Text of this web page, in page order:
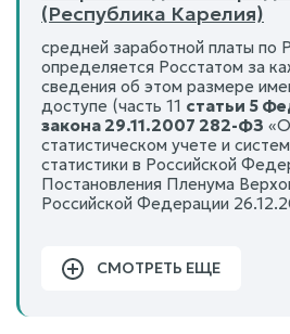
(Республика Карелия)
средней заработной платы по
определяется Росстатом за
сведения об этом размере
доступе (часть 11 статьи 5
закона 29.11.2007 282-ФЗ
статистическом учете и
статистики в Российской
Постановления Пленума
Российской Федерации
СМОТРЕТЬ ЕЩЕ